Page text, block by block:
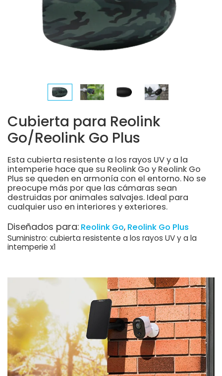
Cubierta para Reolink
Go/Reolink Go Plus
Esta cubierta resistente a los rayos UV y a la
intemperie hace que su Reolink Go y Reolink Go
Plus se queden en armonía con el entorno. No se
preocupe más por que las cámaras sean
destruidas por animales salvajes. Ideal para
cualquier uso en interiores y exteriores.
Diseñados para: Reolink Go Reolink Go Plus
Suministro: cubierta resistente a los rayos UV y a la
intemperie x1